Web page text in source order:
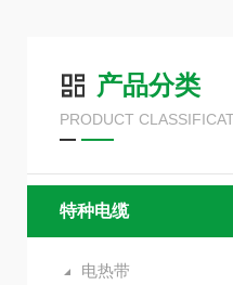
产品分类
PRODUCT
特种电缆
电热带